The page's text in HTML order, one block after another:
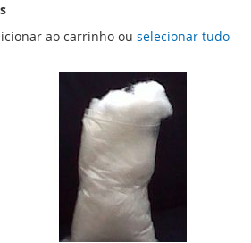
ao carrinho ou selecionar tudo